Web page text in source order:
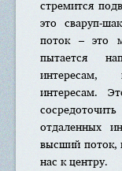
стремится
это сваруп-
поток – это
пытается
интересам,
интересам.
отдаленных
высший поток,
нас к центру.